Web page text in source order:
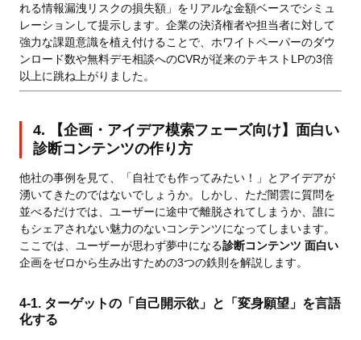
れる情報漏洩リスクの損失額」をリアルな金額ベースでシミュ
レーションして提示します。企業の決済権者や担当者に対して
強力な課題意識を植え付けることで、ホワイトペーパーのダウ
ンロード数や無料デモ相談へのCVRが従来のテキストLPの3倍
以上に跳ね上がりました。
4. 【企画・アイデア模索フェーズ向け】面白い
診断コンテンツの作り方
他社の事例を見て、「自社でも作ってみたい！」とアイデアが
湧いてきたのではないでしょうか。しかし、ただ闇雲に質問を
並べるだけでは、ユーザーに途中で離脱されてしまうか、誰に
もシェアされない魅力のないコンテンツになってしまいます。
ここでは、ユーザーが思わず夢中になる診断コンテンツ 面白い
企画をゼロから生み出すための3つの鉄則を解説します。
4-1. ターゲットの「自己開示欲」と「変身願望」を言語
化する